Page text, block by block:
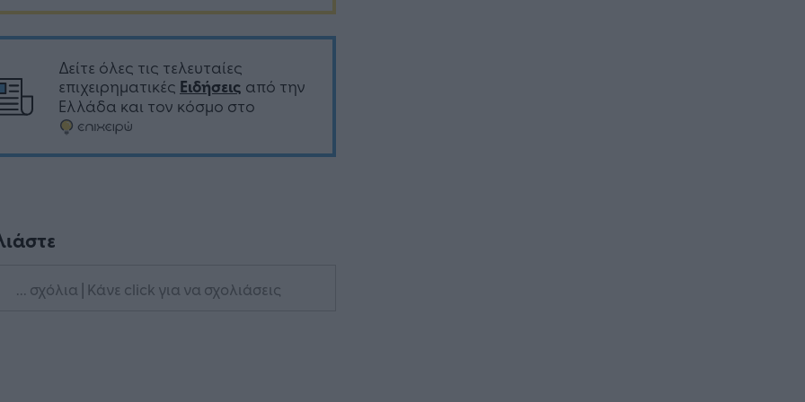
Δείτε όλες τις τελευταίες
επιχειρηματικές Ειδήσεις από την
Ελλάδα και τον κόσμο στο
... σχόλια | Κάνε click για να σχολιάσεις